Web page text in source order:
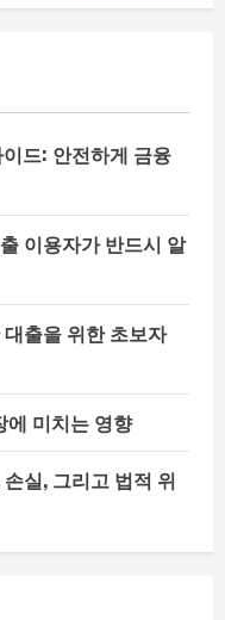
드: 안전하게 금융
이용자가 반드시 알
출을 위한 초보자
에 미치는 영향
실, 그리고 법적 위